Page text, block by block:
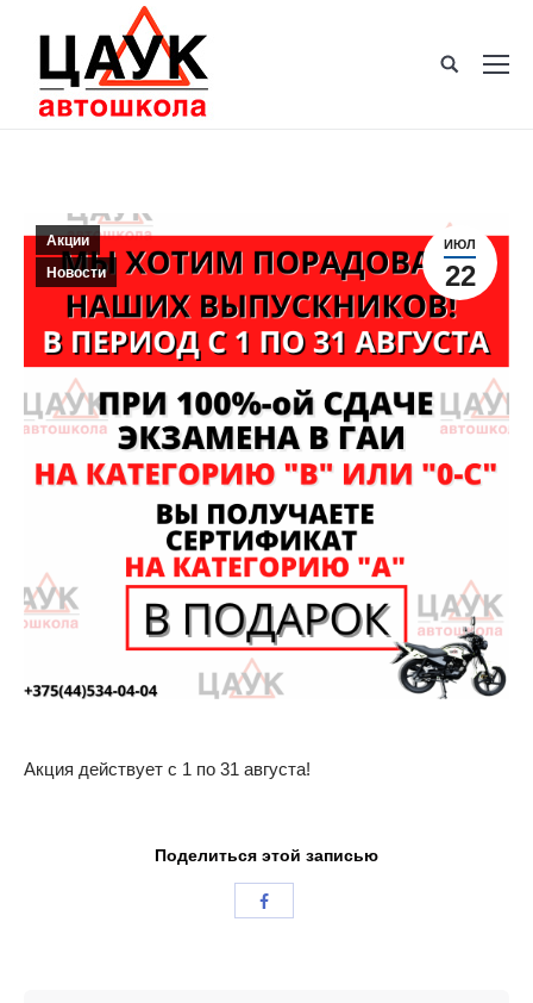
ИЮЛ
22
Акции
Новости
Акция действует с 1 по 31 августа!
Поделиться этой записью